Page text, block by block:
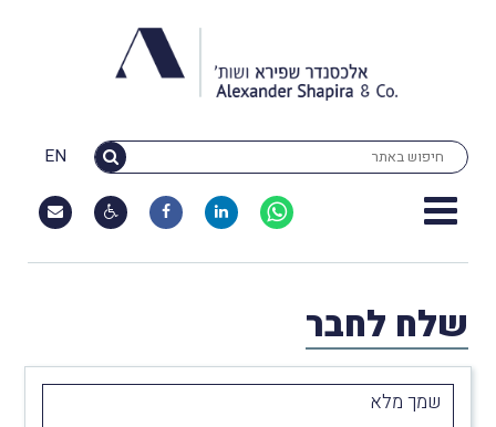
EN
שלח לחבר
שמך מלא